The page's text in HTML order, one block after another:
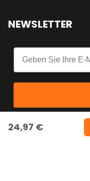
NEWSLETTER
Email
24,97 €